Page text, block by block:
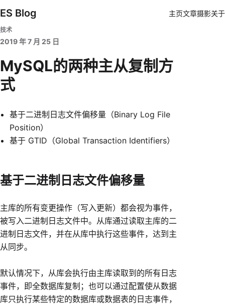
ES Blog 主页文章摄影关于
技术
2019 年 7 月 25 日
MySQL的两种主从复制方
式
基于二进制日志文件偏移量（Binary Log File
Position）
基于 GTID（Global Transaction Identifiers）
基于二进制日志文件偏移量
主库的所有变更操作（写入更新）都会视为事件，
被写入二进制日志文件中。从库通过读取主库的二
进制日志文件，并在从库中执行这些事件，达到主
从同步。
默认情况下，从库会执行由主库读取到的所有日志
事件，即全数据库复制；也可以通过配置使从数据
库只执行某些特定的数据库或数据表的日志事件，